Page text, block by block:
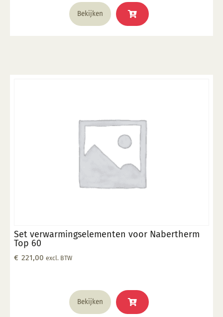
Bekijken
Set verwarmingselementen voor Nabertherm
Top 60
€ 221,00 excl. BTW
Bekijken